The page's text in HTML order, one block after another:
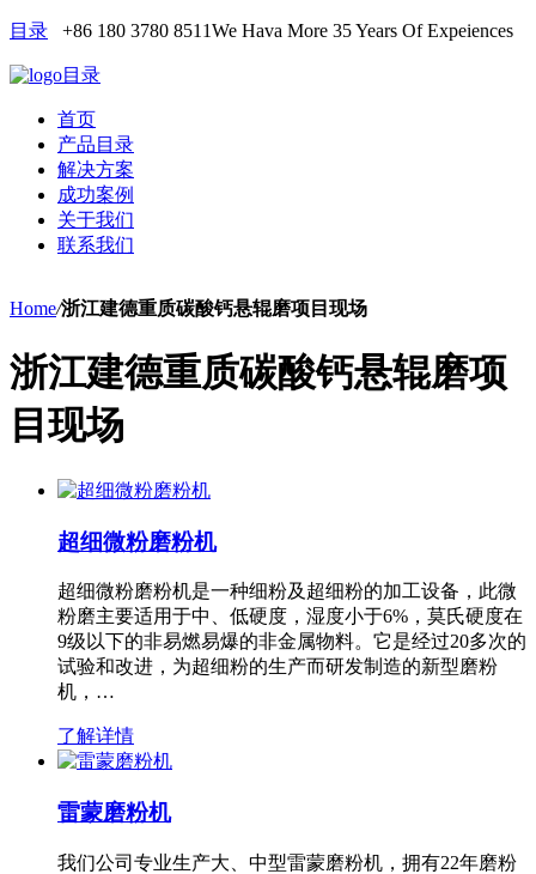
目录 +86 180 3780 8511We Hava More 35 Years Of Expeiences
目录
首页
产品目录
解决方案
成功案例
关于我们
联系我们
Home/浙江建德重质碳酸钙悬辊磨项目现场
浙江建德重质碳酸钙悬辊磨项
目现场
超细微粉磨粉机
超细微粉磨粉机是一种细粉及超细粉的加工设备，此微
粉磨主要适用于中、低硬度，湿度小于6%，莫氏硬度在
9级以下的非易燃易爆的非金属物料。它是经过20多次的
试验和改进，为超细粉的生产而研发制造的新型磨粉
机，…
了解详情
雷蒙磨粉机
我们公司专业生产大、中型雷蒙磨粉机，拥有22年磨粉